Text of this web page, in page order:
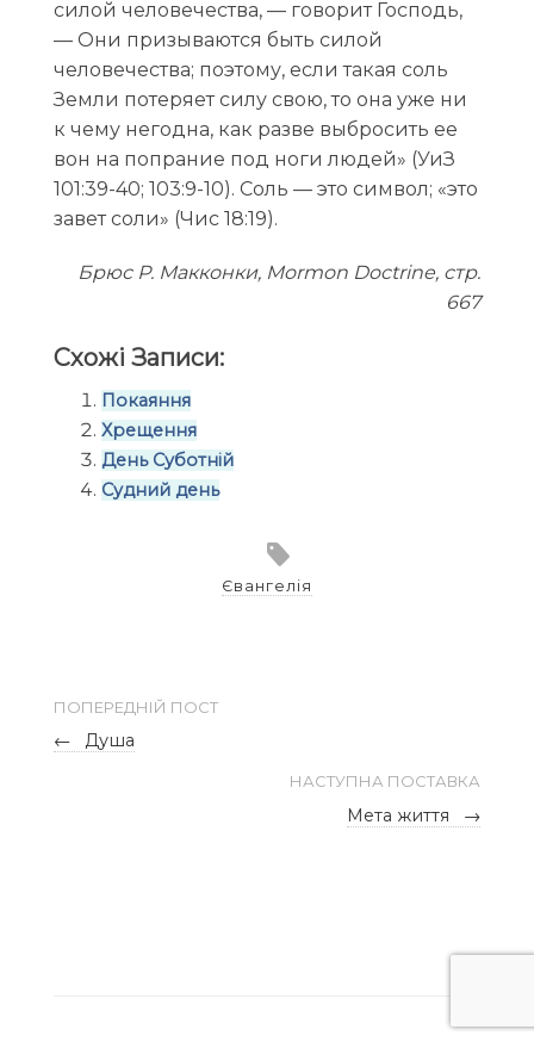
силой человечества, — говорит Господь,
— Они призываются быть силой
человечества; поэтому, если такая соль
Земли потеряет силу свою, то она уже ни
к чему негодна, как разве выбросить ее
вон на попрание под ноги людей» (УиЗ
101:39-40; 103:9-10). Соль — это символ; «это
завет соли» (Чис 18:19).
Брюс Р. Макконки, Mormon Doctrine, стp.
667
Схожі Записи:
Покаяння
Хрещення
День Суботній
Судний день
Євангелія
ПОПЕРЕДНІЙ ПОСТ
← Душа
НАСТУПНА ПОСТАВКА
Мета життя →